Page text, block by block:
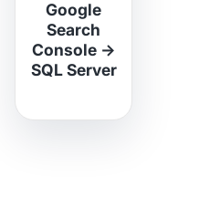
Google
Search
Console→
SQL Server